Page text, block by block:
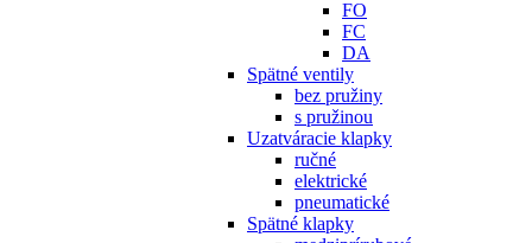
FO
FC
DA
Spätné ventily
bez pružiny
s pružinou
Uzatváracie klapky
ručné
elektrické
pneumatické
Spätné klapky